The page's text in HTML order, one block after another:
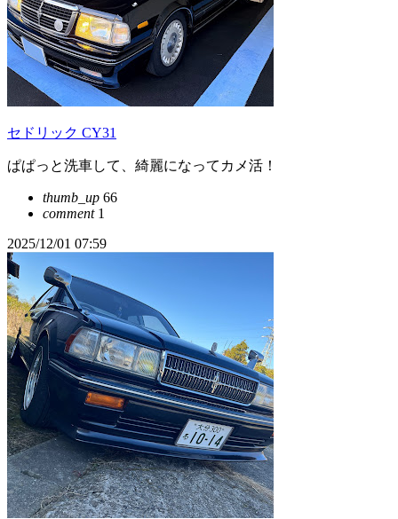
セドリック CY31
ぱぱっと洗車して、綺麗になってカメ活！
thumb_up 66
comment1
2025/12/01 07:59